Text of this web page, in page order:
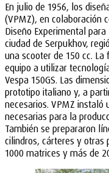
En julio de 1956, los
(VPMZ), en colaboración
Diseño Experimental
ciudad de Serpukhov,
una scooter de 150 cc.
equipo a utilizar
Vespa 150GS. Las
prototipo italiano y, a
necesarios. VPMZ
necesarias para la
También se prepararon
cilindros, cárteres y otras
1000 matrices y más de